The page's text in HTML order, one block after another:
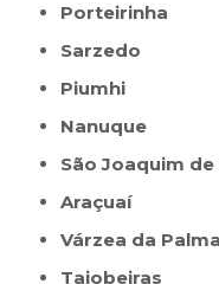
Porteirinha
Sarzedo
Piumhi
Nanuque
São Joaquim
Araçuaí
Várzea da Palma
Taiobeiras